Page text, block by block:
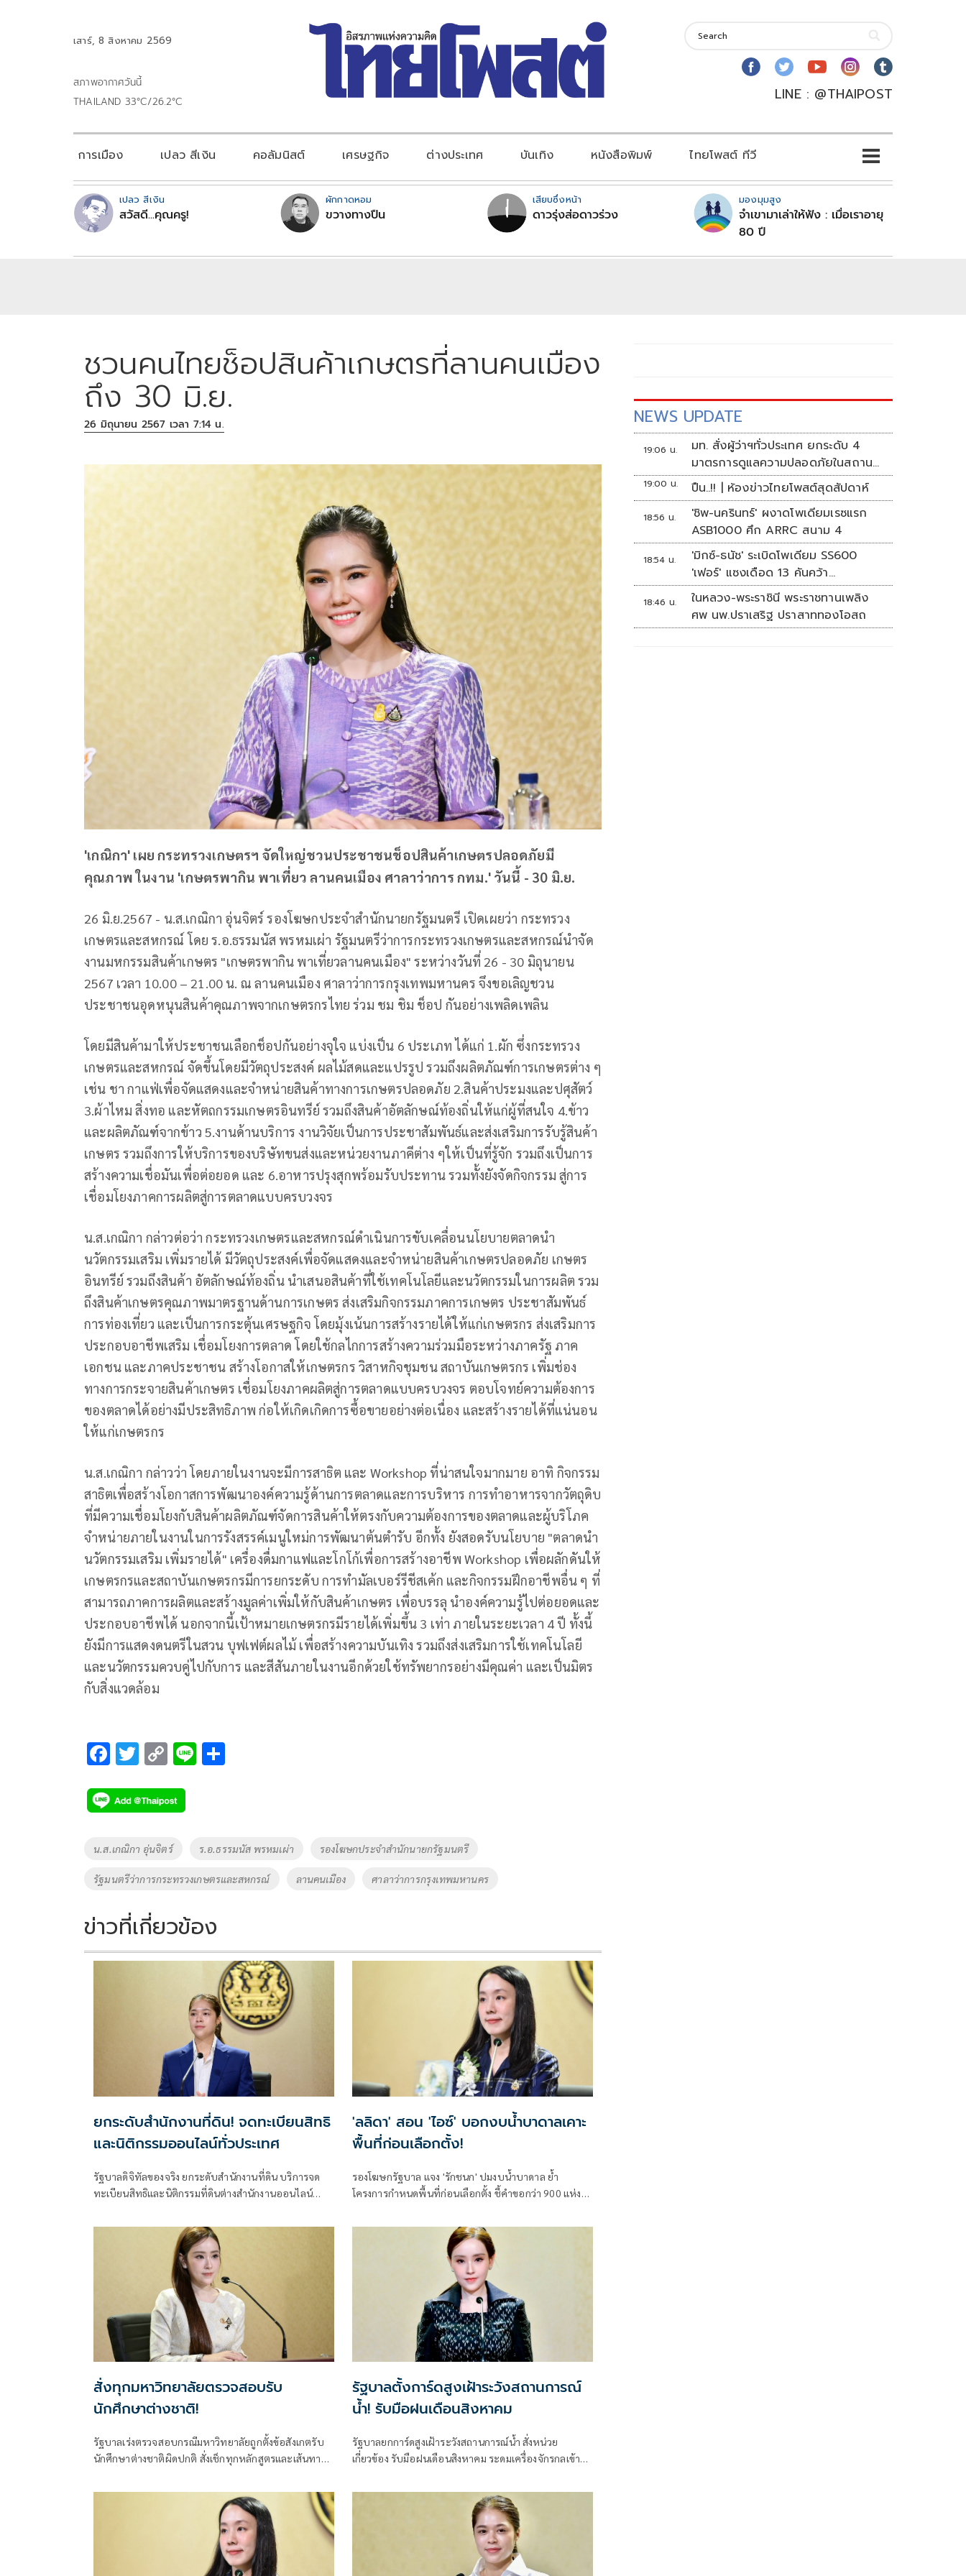
เสาร์, 8 สิงหาคม 2569
สภาพอากาศวันนี้
THAILAND 33°C/26.2°C
LINE : @THAIPOST
การเมือง เปลว สีเงิน คอลัมนิสต์ เศรษฐกิจ ต่างประเทศ บันเทิง หนังสือพิมพ์ ไทยโพสต์ ทีวี
เปลว สีเงิน
สวัสดี...คุณครู!
ผักกาดหอม
ขวางทางปืน
เสียบซึ่งหน้า
ดาวรุ่งส่อดาวร่วง
มองมุมสูง
จำเขามาเล่าให้ฟัง : เมื่อเราอายุ
80 ปี
ชวนคนไทยช็อปสินค้าเกษตรที่ลานคนเมือง
ถึง 30 มิ.ย.
26 มิถุนายน 2567 เวลา 7:14 น.
'เกณิกา' เผย กระทรวงเกษตรฯ จัดใหญ่ชวนประชาชนช็อปสินค้าเกษตรปลอดภัยมี
คุณภาพ ในงาน 'เกษตรพากิน พาเที่ยว ลานคนเมือง ศาลาว่าการ กทม.' วันนี้ - 30 มิ.ย.
26 มิ.ย.2567 - น.ส.เกณิกา อุ่นจิตร์ รองโฆษกประจำสำนักนายกรัฐมนตรี เปิดเผยว่า กระทรวง
เกษตรและสหกรณ์ โดย ร.อ.ธรรมนัส พรหมเผ่า รัฐมนตรีว่าการกระทรวงเกษตรและสหกรณ์นำจัด
งานมหกรรมสินค้าเกษตร "เกษตรพากิน พาเที่ยวลานคนเมือง" ระหว่างวันที่ 26 - 30 มิถุนายน
2567 เวลา 10.00 – 21.00 น. ณ ลานคนเมือง ศาลาว่าการกรุงเทพมหานคร จึงขอเลิญชวน
ประชาชนอุดหนุนสินค้าคุณภาพจากเกษตรกรไทย ร่วม ชม ชิม ช็อป กันอย่างเพลิดเพลิน
โดยมีสินค้ามาให้ประชาชนเลือกช็อปกันอย่างจุใจ แบ่งเป็น 6 ประเภท ได้แก่ 1.ผัก ซึ่งกระทรวง
เกษตรและสหกรณ์ จัดขึ้นโดยมีวัตถุประสงค์ ผลไม้สดและแปรรูป รวมถึงผลิตภัณฑ์การเกษตรต่าง ๆ
เช่น ชา กาแฟ่เพื่อจัดแสดงและจำหน่ายสินค้าทางการเกษตรปลอดภัย 2.สินค้าประมงและปศุสัตว์
3.ผ้าไหม สิ่งทอ และหัตถกรรมเกษตรอินทรีย์ รวมถึงสินค้าอัตลักษณ์ท้องถิ่นให้แก่ผู้ที่สนใจ 4.ข้าว
และผลิตภัณฑ์จากข้าว 5.งานด้านบริการ งานวิจัยเป็นการประชาสัมพันธ์และส่งเสริมการรับรู้สินค้า
เกษตร รวมถึงการให้บริการของบริษัทขนส่งและหน่วยงานภาคีต่าง ๆให้เป็นที่รู้จัก รวมถึงเป็นการ
สร้างความเชื่อมันเพื่อต่อยอด และ 6.อาหารปรุงสุกพร้อมรับประทาน รวมทั้งยังจัดกิจกรรม สู่การ
เชื่อมโยงภาคการผลิตสู่การตลาดแบบครบวงจร
น.ส.เกณิกา กล่าวต่อว่า กระทรวงเกษตรและสหกรณ์ดำเนินการขับเคลื่อนนโยบายตลาดนำ
นวัตกรรมเสริม เพิ่มรายได้ มีวัตถุประสงค์เพื่อจัดแสดงและจำหน่ายสินค้าเกษตรปลอดภัย เกษตร
อินทรีย์ รวมถึงสินค้า อัตลักษณ์ท้องถิ่น นำเสนอสินค้าที่ใช้เทคโนโลยีและนวัตกรรมในการผลิต รวม
ถึงสินค้าเกษตรคุณภาพมาตรฐานด้านการเกษตร ส่งเสริมกิจกรรมภาคการเกษตร ประชาสัมพันธ์
การท่องเที่ยว และเป็นการกระตุ้นเศรษฐกิจ โดยมุ้งเน้นการสร้างรายได้ให้แก่เกษตรกร ส่งเสริมการ
ประกอบอาชีพเสริม เชื่อมโยงการตลาด โดยใช้กลไกการสร้างความร่วมมือระหว่างภาครัฐ ภาค
เอกชน และภาคประชาชน สร้างโอกาสให้เกษตรกร วิสาหกิจชุมชน สถาบันเกษตรกร เพิ่มช่อง
ทางการกระจายสินค้าเกษตร เชื่อมโยงภาคผลิตสู่การตลาดแบบครบวงจร ตอบโจทย์ความต้องการ
ของตลาดได้อย่างมีประสิทธิภาพ ก่อให้เกิดเกิดการซื้อขายอย่างต่อเนื่อง และสร้างรายได้ที่แน่นอน
ให้แก่เกษตรกร
น.ส.เกณิกา กล่าวว่า โดยภายในงานจะมีการสาธิต และ Workshop ที่น่าสนใจมากมาย อาทิ กิจกรรม
สาธิตเพื่อสร้างโอกาสการพัฒนาองค์ความรู้ด้านการตลาดและการบริหาร การทำอาหารจากวัตถุดิบ
ที่มีความเชื่อมโยงกับสินค้าผลิตภัณฑ์จัดการสินค้าให้ตรงกับความต้องการของตลาดและผู้บริโภค
จำหน่ายภายในงานในการรังสรรค์เมนูใหม่การพัฒนาต้นตำรับ อีกทั้ง ยังสอดรับนโยบาย "ตลาดนำ
นวัตกรรมเสริม เพิ่มรายได้" เครื่องดื่มกาแฟและโกโก้เพื่อการสร้างอาชีพ Workshop เพื่อผลักดันให้
เกษตรกรและสถาบันเกษตรกรมีการยกระดับ การทำมัลเบอร์รีชีสเค้ก และกิจกรรมฝึกอาชีพอื่น ๆ ที่
สามารถภาคการผลิตและสร้างมูลค่าเพิ่มให้กับสินค้าเกษตร เพื่อบรรลุ นำองค์ความรู้ไปต่อยอดและ
ประกอบอาชีพได้ นอกจากนี้เป้าหมายเกษตรกรมีรายได้เพิ่มขึ้น 3 เท่า ภายในระยะเวลา 4 ปี ทั้งนี้
ยังมีการแสดงดนตรีในสวน บุฟเฟต์ผลไม้ เพื่อสร้างความบันเทิง รวมถึงส่งเสริมการใช้เทคโนโลยี
และนวัตกรรมควบคู่ไปกับการ และสีสันภายในงานอีกด้วยใช้ทรัพยากรอย่างมีคุณค่า และเป็นมิตร
กับสิ่งแวดล้อม
F
e
b
o
o
k
T
tt
er
C
p
y
Li
k
Li
Tags
น.ส.เกณิกา อุ่นจิตร์ ร.อ.ธรรมนัส พรหมเผ่า รองโฆษกประจำสำนักนายกรัฐมนตรี
รัฐมนตรีว่าการกระทรวงเกษตรและสหกรณ์ ลานคนเมือง ศาลาว่าการกรุงเทพมหานคร
ข่าวที่เกี่ยวข้อง
ยกระดับสำนักงานที่ดิน! จดทะเบียนสิทธิ
และนิติกรรมออนไลน์ทั่วประเทศ
รัฐบาลดิจิทัลของจริง ยกระดับสำนักงานที่ดิน บริการจด
ทะเบียนสิทธิและนิติกรรมที่ดินต่างสำนักงานออนไลน์
ที่ดิน กทม.เป็นสำนักงานที่ดินอิเล็กทรอนิกส์ทั้งระบบ
'ลลิดา' สอน 'ไอซ์' บอกงบน้ำบาดาลเคาะ
พื้นที่ก่อนเลือกตั้ง!
รองโฆษกรัฐบาล แจง 'รักชนก' ปมงบน้ำบาดาล ย้ำ
โครงการกำหนดพื้นที่ก่อนเลือกตั้ง ชี้คำขอกว่า 900 แห่ง
สั่งทุกมหาวิทยาลัยตรวจสอบรับ
นักศึกษาต่างชาติ!
รัฐบาลเร่งตรวจสอบกรณีมหาวิทยาลัยถูกตั้งข้อสังเกตรับ
นักศึกษาต่างชาติผิดปกติ สั่งเช็กทุกหลักสูตรและเส้นทาง
ย้ำพบผิดดำเนินการตามกฎหมายทันที
รัฐบาลตั้งการ์ดสูงเฝ้าระวังสถานการณ์
น้ำ! รับมือฝนเดือนสิงหาคม
รัฐบาลยกการ์ดสูงเฝ้าระวังสถานการณ์น้ำ สั่งหน่วย
เกี่ยวข้อง รับมือฝนเดือนสิงหาคม ระดมเครื่องจักรกลเข้าจุด
NEWS UPDATE
19:06 น.
มท. สั่งผู้ว่าฯทั่วประเทศ ยกระดับ 4
มาตรการดูแลความปลอดภัยในสถาน
ศึกษา
19:00 น. ปืน..!! | ห้องข่าวไทยโพสต์สุดสัปดาห์
18:56 น.
'ชิพ-นครินทร์' ผงาดโพเดียมเรซแรก
ASB1000 ศึก ARRC สนาม 4
18:54 น.
'มิกซ์-ธนัช' ระเบิดโพเดียม SS600
'เฟอร์' แซงเดือด 13 คันคว้า
แต้ม ศึก ARRC สนาม 4
18:46 น.
ในหลวง-พระราชินี พระราชทานเพลิง
ศพ นพ.ปราเสริฐ ปราสาททองโอสถ